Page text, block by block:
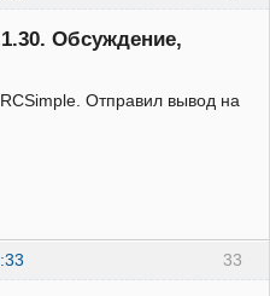
Обсуждение,
Отправил вывод на
33